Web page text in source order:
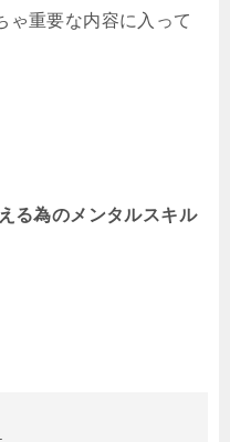
ゃ重要な内容に入って
る為のメンタルスキル